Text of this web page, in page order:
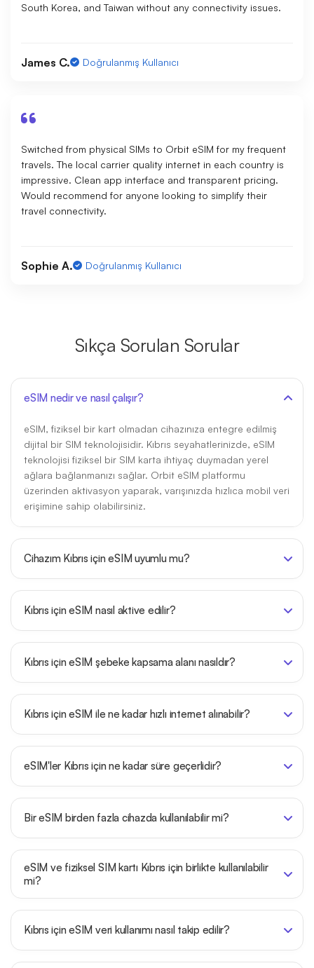
South Korea, and Taiwan without any connectivity issues.
James C. Doğrulanmış Kullanıcı
Switched from physical SIMs to Orbit eSIM for my frequent
travels. The local carrier quality internet in each country is
impressive. Clean app interface and transparent pricing.
Would recommend for anyone looking to simplify their
travel connectivity.
Sophie A. Doğrulanmış Kullanıcı
Sıkça Sorulan Sorular
eSIM nedir ve nasıl çalışır?
eSIM, fiziksel bir kart olmadan cihazınıza entegre edilmiş
dijital bir SIM teknolojisidir. Kıbrıs seyahatlerinizde, eSIM
teknolojisi fiziksel bir SIM karta ihtiyaç duymadan yerel
ağlara bağlanmanızı sağlar. Orbit eSIM platformu
üzerinden aktivasyon yaparak, varışınızda hızlıca mobil veri
erişimine sahip olabilirsiniz.
Cihazım Kıbrıs için eSIM uyumlu mu?
Kıbrıs için eSIM nasıl aktive edilir?
Kıbrıs için eSIM şebeke kapsama alanı nasıldır?
Kıbrıs için eSIM ile ne kadar hızlı internet alınabilir?
eSIM'ler Kıbrıs için ne kadar süre geçerlidir?
Bir eSIM birden fazla cihazda kullanılabilir mi?
eSIM ve fiziksel SIM kartı Kıbrıs için birlikte kullanılabilir
mi?
Kıbrıs için eSIM veri kullanımı nasıl takip edilir?